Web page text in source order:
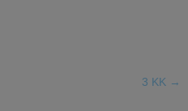
3 KK →